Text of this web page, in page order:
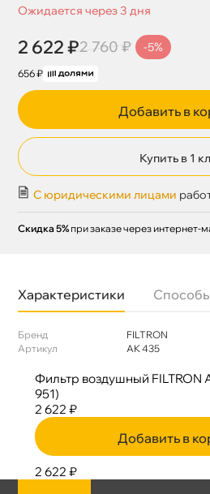
Ожидается через 3 дня
2 622 ₽2 760 ₽ -5%
656 ₽
Добавить в
Купить в 1
С юридическими лицами
Скидка 5% при заказе через интернет-
Характеристики
Бренд
FILTRON
Артикул
AK 435
Фильтр воздушный FILTRON
951)
2 622 ₽
Добавить в
2 622 ₽